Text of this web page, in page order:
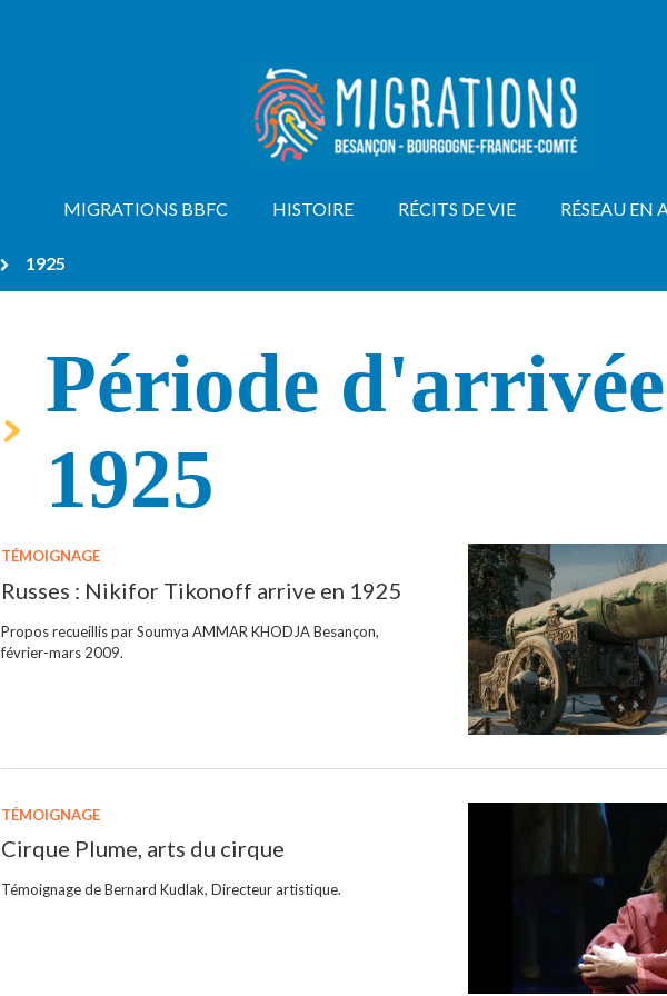
MIGRATIONS BBFC HISTOIRE RÉCITS DE VIE RÉSEAU EN
1925
Période
1925
TÉMOIGNAGE
Russes : Nikifor Tikonoff arrive en 1925
Propos recueillis par Soumya AMMAR KHODJA Besançon,
février-mars 2009.
TÉMOIGNAGE
Cirque Plume, arts du cirque
Témoignage de Bernard Kudlak, Directeur artistique.